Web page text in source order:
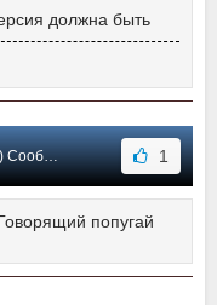
должна быть
#1 1
попугай